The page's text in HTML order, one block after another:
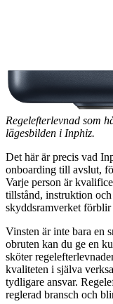
Regelefterlevnad som
lägesbilden i Inphiz.
Det här är precis vad
onboarding till avslut,
Varje person är
tillstånd, instruktion
skyddsramverket förblir
Vinsten är inte bara en
obruten kan du ge en
sköter
kvaliteten i själva
tydligare ansvar.
reglerad bransch och